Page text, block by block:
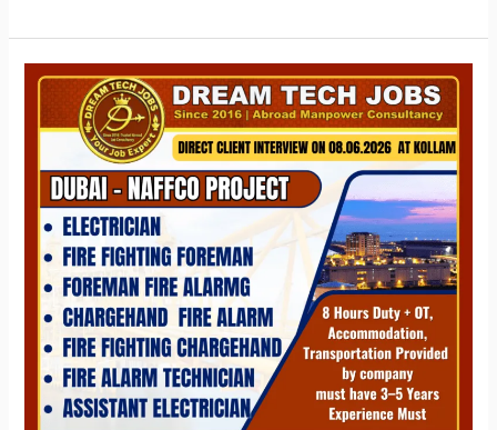
Dubai
NAFFCO
Project
Jobs
2026